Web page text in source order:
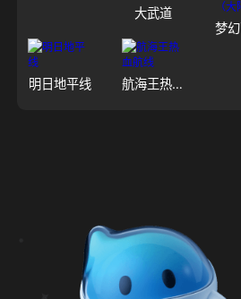
大武道
明日地平线 航海王热血航线